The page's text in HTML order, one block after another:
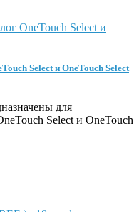
Select и OneTouch Select
для
Select и OneTouch